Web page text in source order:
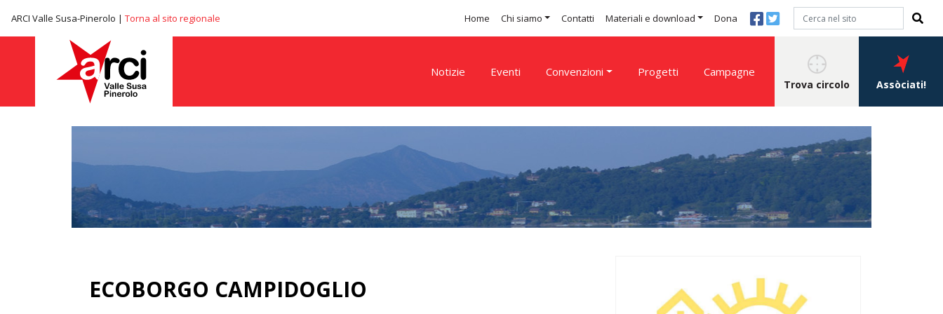
ARCI Valle Susa-Pinerolo | Torna al sito regionale Home Chi siamo Contatti Materiali e download Dona
Notizie Eventi Convenzioni Progetti Campagne
Trova circolo Assòciati!
ECOBORGO CAMPIDOGLIO